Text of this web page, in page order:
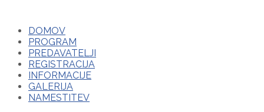
DOMOV
PROGRAM
PREDAVATELJI
REGISTRACIJA
INFORMACIJE
GALERIJA
NAMESTITEV